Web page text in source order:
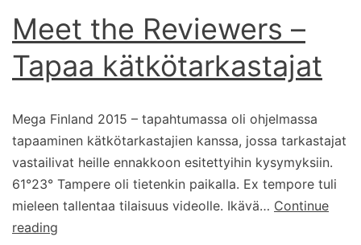
Meet the Reviewers –
Tapaa kätkötarkastajat
Mega Finland 2015 – tapahtumassa oli ohjelmassa
tapaaminen kätkötarkastajien kanssa, jossa tarkastajat
vastailivat heille ennakkoon esitettyihin kysymyksiin.
61°23° Tampere oli tietenkin paikalla. Ex tempore tuli
mieleen tallentaa tilaisuus videolle. Ikävä… Continue
reading